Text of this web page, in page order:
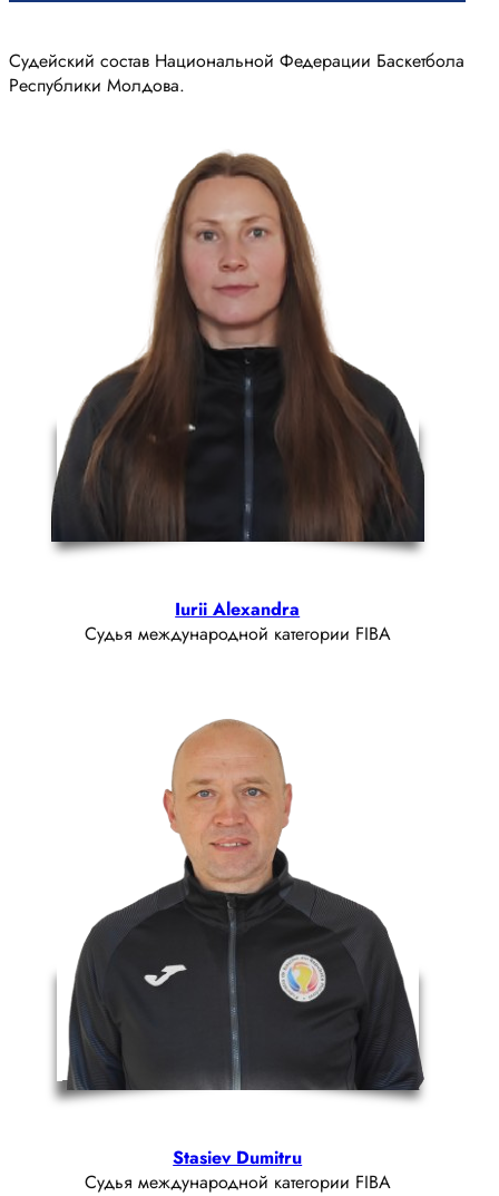
Судейский состав Национальной Федерации Баскетбола
Республики Молдова.
Iurii Alexandra
Судья международной категории FIBA
Stasiev Dumitru
Судья международной категории FIBA